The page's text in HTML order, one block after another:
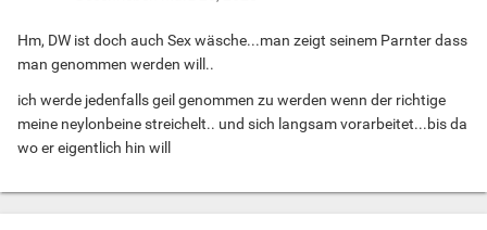
Hm, DW ist doch auch Sex wäsche...man zeigt seinem Parnter dass
man genommen werden will..
ich werde jedenfalls geil genommen zu werden wenn der richtige
meine neylonbeine streichelt.. und sich langsam vorarbeitet...bis da
wo er eigentlich hin will